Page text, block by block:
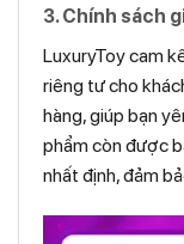
3. Chính sách
LuxuryToy cam
riêng tư cho
hàng, giúp bạn
phẩm còn được
nhất định, đảm